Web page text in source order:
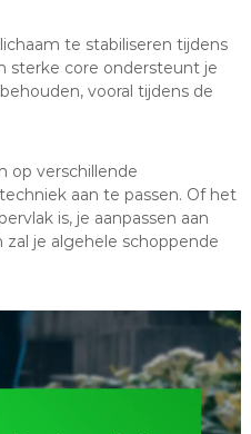
te stabiliseren tijdens
sterke core ondersteunt je
vooral tijdens de
op verschillende
aan te passen. Of het
is, je aanpassen aan
je algehele schoppende